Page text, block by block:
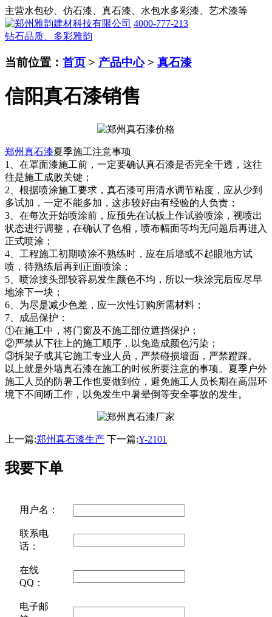
主营水包砂、仿石漆、真石漆、水包水多彩漆、艺术漆等
4000-777-213
钻石品质、多彩雅韵
当前位置： 首页 > 产品中心> 真石漆
信阳真石漆销售
郑州真石漆夏季施工注意事项
1、在罩面漆施工前，一定要确认真石漆是否完全干透，这往
往是施工成败关键；
2、根据喷涂施工要求，真石漆可用清水调节粘度，应从少到
多试加，一定不能多加，这步较好由有经验的人负责；
3、在每次开始喷涂前，应预先在试板上作试验喷涂，视喷出
状态进行调整，在确认了色相，喷布幅面等均无问题后再进入
正式喷涂；
4、工程施工初期喷涂不熟练时，应在后墙或不起眼地方试
喷，待熟练后再到正面喷涂；
5、喷涂接头部较容易发生颜色不均，所以一块涂完后应尽早
地涂下一块；
6、为尽是减少色差，应一次性订购所需材料；
7、成品保护：
①在施工中，将门窗及不施工部位遮挡保护；
②严禁从下往上的施工顺序，以免造成颜色污染；
③拆架子或其它施工专业人员，严禁碰损墙面，严禁蹬踩。
以上就是外墙真石漆在施工的时候所要注意的事项。夏季户外
施工人员的防暑工作也要做到位，避免施工人员长期在高温环
境下不间断工作，以免发生中暑晕倒等安全事故的发生。
上一篇:郑州真石漆生产 下一篇:Y-2101
我要下单
用户名：
联系电
话：
在线
QQ：
电子邮